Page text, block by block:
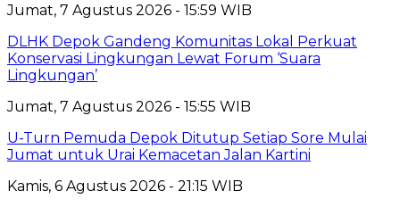
Jumat, 7 Agustus 2026 - 15:59 WIB
DLHK Depok Gandeng Komunitas Lokal Perkuat
Konservasi Lingkungan Lewat Forum ‘Suara
Lingkungan’
Jumat, 7 Agustus 2026 - 15:55 WIB
U-Turn Pemuda Depok Ditutup Setiap Sore Mulai
Jumat untuk Urai Kemacetan Jalan Kartini
Kamis, 6 Agustus 2026 - 21:15 WIB